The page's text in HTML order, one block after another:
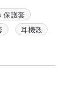
保護套
耳機殼